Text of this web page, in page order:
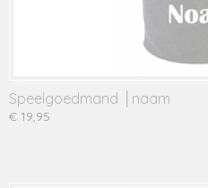
Speelgoedmand │naam
€ 19,95